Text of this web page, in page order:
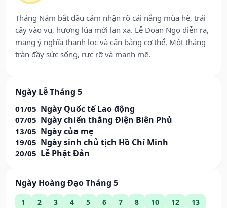
Tháng Năm bắt đầu cảm nhận rõ cái nắng mùa hè, trái
cây vào vụ, hương lúa mới lan xa. Lễ Đoan Ngọ diễn ra,
mang ý nghĩa thanh lọc và cân bằng cơ thể. Một tháng
tràn đầy sức sống, rực rỡ và mạnh mẽ.
Ngày Lễ Tháng 5
01/05 Ngày Quốc tế Lao động
07/05 Ngày chiến thắng Điện Biên Phủ
13/05 Ngày của mẹ
19/05 Ngày sinh chủ tịch Hồ Chí Minh
20/05 Lễ Phật Đản
Ngày Hoàng Đạo Tháng 5
1 2 3 4 5 6 7 8 10 12
13